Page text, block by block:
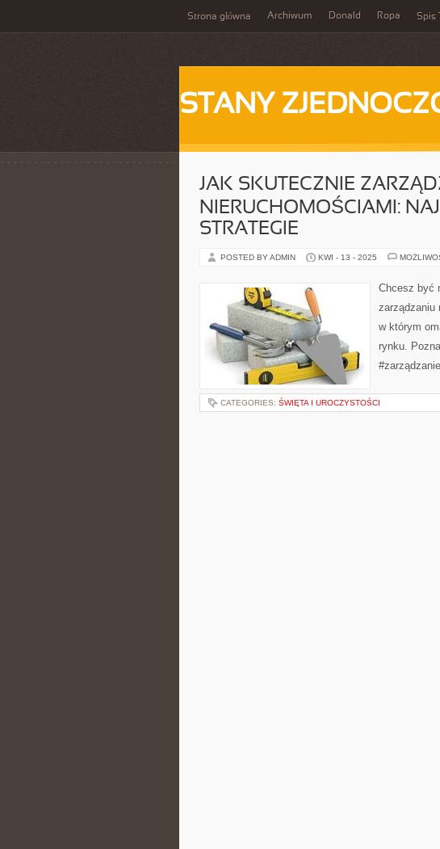
Strona główna Archiwum Donald Ropa Spis
STANY
JAK SKUTECZNIE
NIERUCHOMOŚCIAMI:
STRATEGIE
POSTED BY ADMIN KWI - 13 - 2025
Chcesz być
zarządzaniu
w którym
rynku.
CATEGORIES: ŚWIĘTA I UROCZYSTOŚCI